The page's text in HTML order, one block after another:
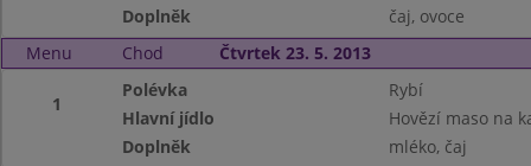
Doplněk
čaj, ovoce
Menu
Chod Čtvrtek 23. 5. 2013
1
Polévka
Rybí
Hlavní jídlo
Hovězí maso na
Doplněk
mléko, čaj